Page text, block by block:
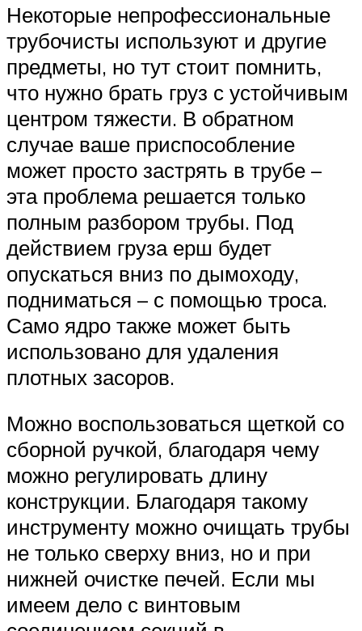
Некоторые непрофессиональные
трубочисты используют и другие
предметы, но тут стоит помнить,
что нужно брать груз с устойчивым
центром тяжести. В обратном
случае ваше приспособление
может просто застрять в трубе –
эта проблема решается только
полным разбором трубы. Под
действием груза ерш будет
опускаться вниз по дымоходу,
подниматься – с помощью троса.
Само ядро также может быть
использовано для удаления
плотных засоров.
Можно воспользоваться щеткой со
сборной ручкой, благодаря чему
можно регулировать длину
конструкции. Благодаря такому
инструменту можно очищать трубы
не только сверху вниз, но и при
нижней очистке печей. Если мы
имеем дело с винтовым